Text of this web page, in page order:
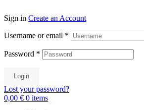
Sign in Create an Account
Username or email *
Password *
Login
Lost your password?
0,00 € 0 items